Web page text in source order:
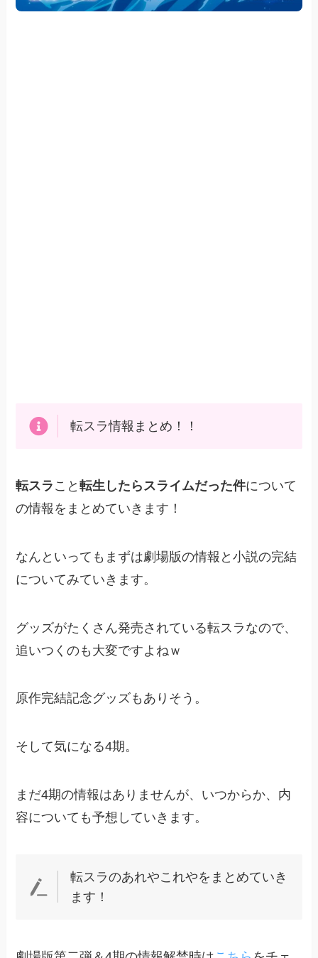
転スラ情報まとめ！！
転スラ こと転生したらスライムだった件について
の情報をまとめていきます！
なんといってもまずは劇場版の情報と小説の完結
についてみていきます。
グッズがたくさん発売されている転スラなので、
追いつくのも大変ですよねｗ
原作完結記念グッズもありそう。
そして気になる4期。
まだ4期の情報はありませんが、いつからか、内
容についても予想していきます。
転スラのあれやこれやをまとめていき
ます！